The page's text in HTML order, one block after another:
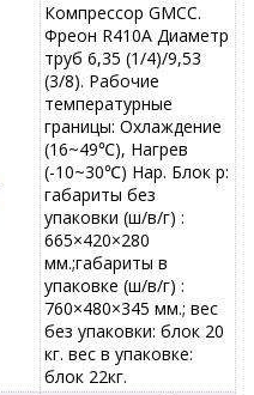
Компрессор GMCC.
Фреон R410A Диаметр
труб 6,35 (1/4)/9,53
(3/8). Рабочие
температурные
границы: Охлаждение
(16~49℃), Нагрев
(-10~30℃) Нар. Блок р:
габариты без
упаковки (ш/в/г) :
665×420×280
мм.;габариты в
упаковке (ш/в/г) :
760×480×345 мм.; вес
без упаковки: блок 20
кг. вес в упаковке:
блок 22кг.